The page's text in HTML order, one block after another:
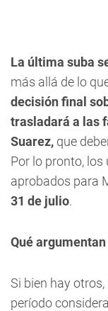
La última suba
más allá de lo
decisión final
trasladará a las
Suarez, que
Por lo pronto,
aprobados para
31 de julio.
Qué
Si bien hay
período